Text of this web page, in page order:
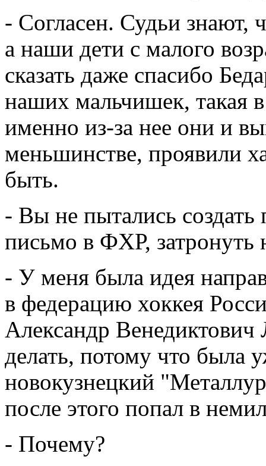
- Согласен. Судьи знают,
а наши дети с малого
сказать даже спасибо
наших мальчишек, такая
именно из-за нее они и
меньшинстве, проявили
быть.
- Вы не пытались создать
письмо в ФХР, затронуть
- У меня была идея
в федерацию хоккея
Александр Венедиктович
делать, потому что была
новокузнецкий
после этого попал в
- Почему?